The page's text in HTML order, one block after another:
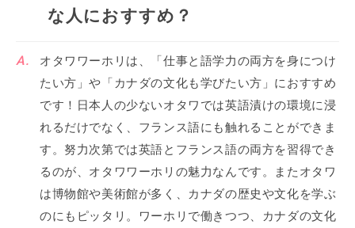
な人におすすめ？
オタワワーホリは、「仕事と語学力の両方を身につけ
たい方」や「カナダの文化も学びたい方」におすすめ
です！日本人の少ないオタワでは英語漬けの環境に浸
れるだけでなく、フランス語にも触れることができま
す。努力次第では英語とフランス語の両方を習得でき
るのが、オタワワーホリの魅力なんです。またオタワ
は博物館や美術館が多く、カナダの歴史や文化を学ぶ
のにもピッタリ。ワーホリで働きつつ、カナダの文化